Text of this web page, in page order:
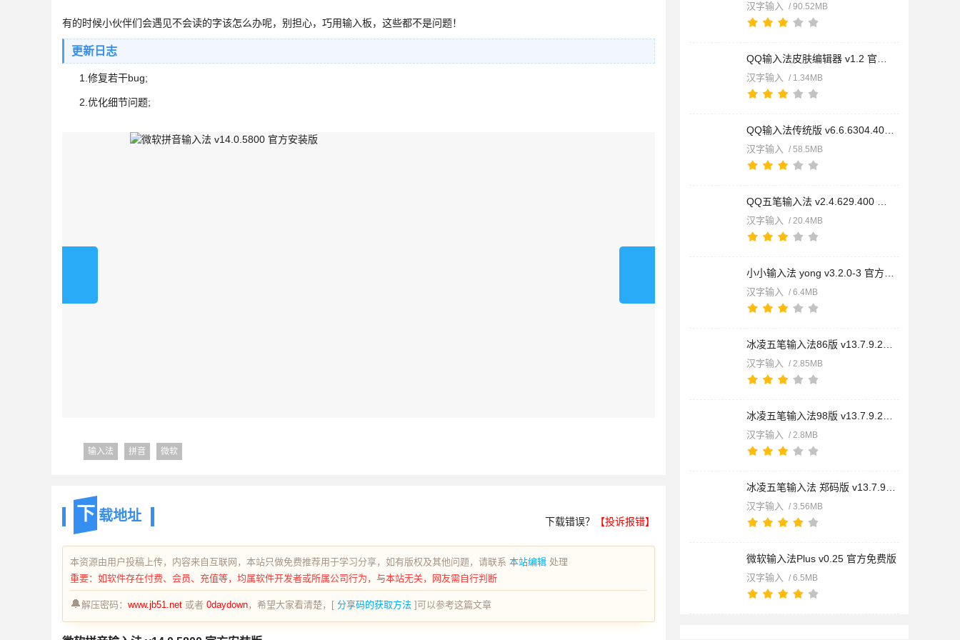
汉字输入 / 90.52MB
汉字输入 / 1.34MB
汉字输入 / 58.5MB
汉字输入 / 20.4MB
汉字输入 / 6.4MB
汉字输入 / 2.85MB
汉字输入 / 2.8MB
汉字输入 / 3.56MB
微软输入法Plus v0.25 官方免费版
汉字输入 / 6.5MB
有的时候小伙伴们会遇见不会读的字该怎么办呢，别担心，巧用输入板，这些都不是问题！
更新日志
1.修复若干bug;
2.优化细节问题;
输入法 拼音 微软
下 载地址 下载错误？ 【投诉报错】
本资源由用户投稿上传，内容来自互联网，本站只做免费推荐用于学习分享，如有版权及其他问题，请联系 本站编辑 处理
重要：如软件存在付费、会员、充值等，均属软件开发者或所属公司行为，与本站无关，网友需自行判断
🔔解压密码： www.jb51.net 或者 0daydown，希望大家看清楚，[ 分享码的获取方法 ]可以参考这篇文章